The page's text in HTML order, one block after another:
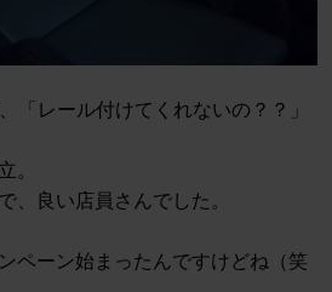
「レール付けてくれないの？？」
。
、良い店員さんでした。
ペーン始まったんですけどね（笑